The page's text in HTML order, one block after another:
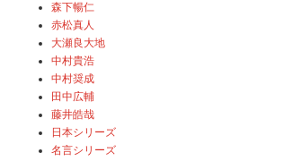
森下暢仁
赤松真人
大瀬良大地
中村貴浩
中村奨成
田中広輔
藤井皓哉
日本シリーズ
名言シリーズ